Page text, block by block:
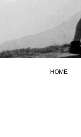
HOME